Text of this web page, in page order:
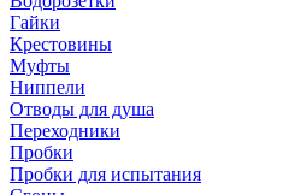
Гайки
Крестовины
Муфты
Ниппели
Отводы для душа
Переходники
Пробки
Пробки для испытания